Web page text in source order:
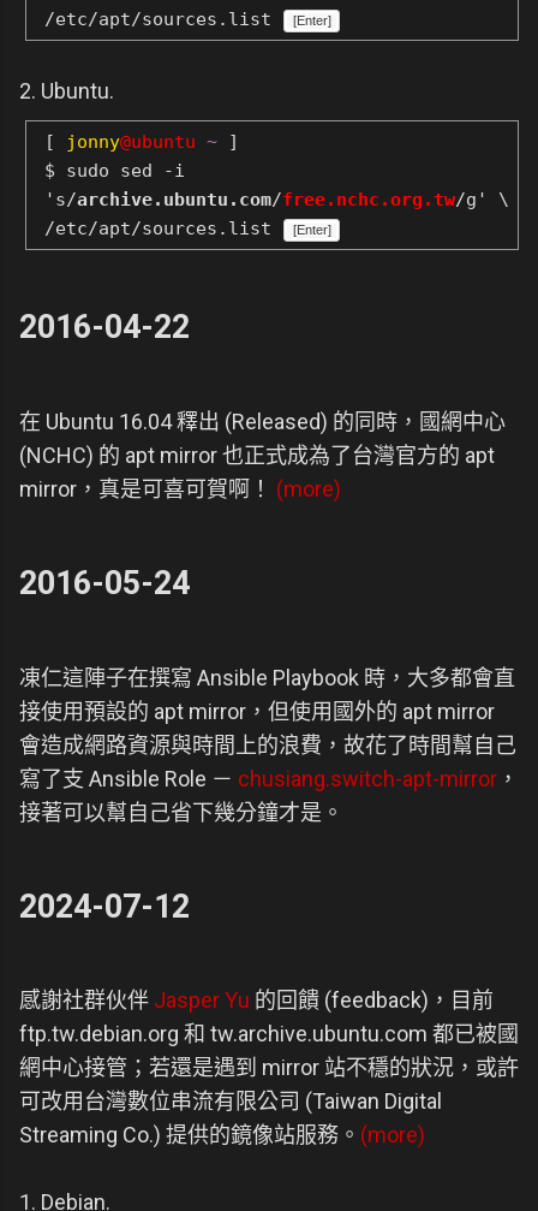
/etc/apt/sources.list
[Enter]
2. Ubuntu.
[ jonny@ubuntu ~ ]
$ sudo sed -i
's/archive.ubuntu.com/free.nchc.org.tw/g' \
/etc/apt/sources.list
[Enter]
2016-04-22
在 Ubuntu 16.04 釋出 (Released) 的同時，國網中心
(NCHC) 的 apt mirror 也正式成為了台灣官方的 apt
mirror，真是可喜可賀啊！ (more)
2016-05-24
凍仁這陣子在撰寫 Ansible Playbook 時，大多都會直
接使用預設的 apt mirror，但使用國外的 apt mirror
會造成網路資源與時間上的浪費，故花了時間幫自己
寫了支 Ansible Role － chusiang.switch-apt-mirror ，
接著可以幫自己省下幾分鐘才是。
2024-07-12
感謝社群伙伴 Jasper Yu 的回饋 (feedback)，目前
ftp.tw.debian.org 和 tw.archive.ubuntu.com 都已被國
網中心接管；若還是遇到 mirror 站不穩的狀況，或許
可改用台灣數位串流有限公司 (Taiwan Digital
Streaming Co.) 提供的鏡像站服務。 (more)
1. Debian.